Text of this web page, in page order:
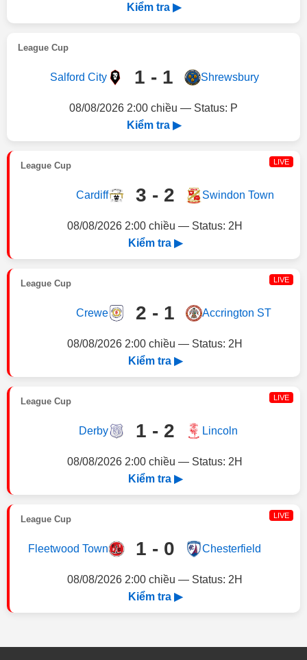
Kiểm tra ▶
League Cup
Salford City 1 - 1 Shrewsbury
08/08/2026 2:00 chiều — Status: P
Kiểm tra ▶
League Cup LIVE
Cardiff 3 - 2 Swindon Town
08/08/2026 2:00 chiều — Status: 2H
Kiểm tra ▶
League Cup LIVE
Crewe 2 - 1 Accrington ST
08/08/2026 2:00 chiều — Status: 2H
Kiểm tra ▶
League Cup LIVE
Derby 1 - 2 Lincoln
08/08/2026 2:00 chiều — Status: 2H
Kiểm tra ▶
League Cup LIVE
Fleetwood Town 1 - 0 Chesterfield
08/08/2026 2:00 chiều — Status: 2H
Kiểm tra ▶